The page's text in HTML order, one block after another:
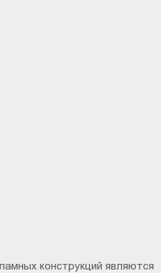
конструкций являются